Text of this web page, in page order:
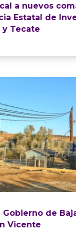
a nuevos
Estatal de
y Tecate
Gobierno de
Vicente